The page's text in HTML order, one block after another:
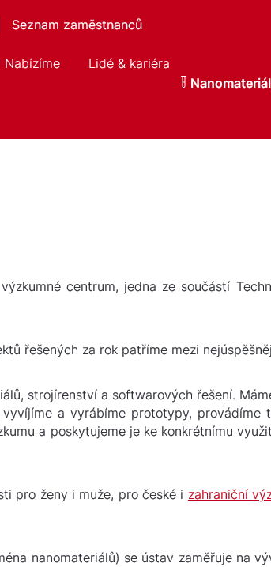
Seznam zaměstnanců
Nabízíme
Lidé & kariéra
centrum, jedna ze součástí
řešených za rok patříme mezi
strojírenství a softwarových řešení.
a vyrábíme prototypy,
a poskytujeme je ke konkrétnímu
pro ženy i muže, pro české i zahraniční
nanomateriálů) se ústav zaměřuje na